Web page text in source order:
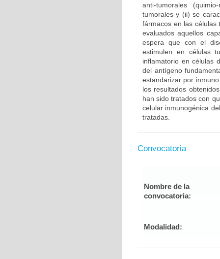
anti-tumorales
tumorales y (ii) se
fármacos en las células
evaluados aquellos
espera que con el
estimulen en células
inflamatorio en células
del antígeno
estandarizar por
los resultados
han sido tratados con
celular inmunogénica
tratadas.
Convocatoria
Nombre de la
convocatoria:
Modalidad: